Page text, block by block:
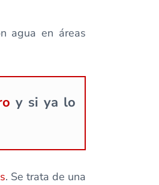
agua en áreas
y si ya lo
. Se trata de una